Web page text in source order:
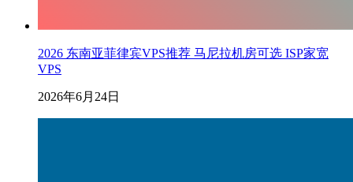
2026 东南亚菲律宾VPS推荐 马尼拉机房可选 ISP家宽
VPS
2026年6月24日